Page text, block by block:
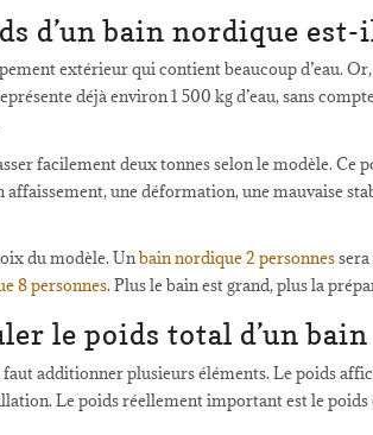
d’un bain nordique
extérieur qui contient beaucoup d’eau. Or,
déjà environ 1 500 kg d’eau, sans
facilement deux tonnes selon le modèle.
une déformation, une mauvaise
du modèle. Unbain nordique 2 personnes
8 personnes. Plus le bain est grand, plus la
le poids total d’un
additionner plusieurs éléments. Le poids
Le poids réellement important est le